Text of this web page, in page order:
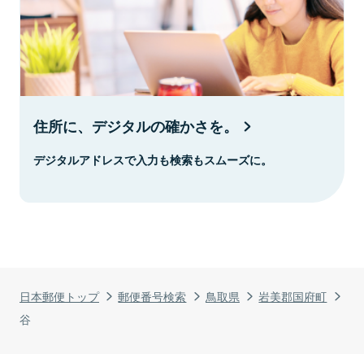
日本郵便トップ 郵便番号検索 鳥取県
岩美郡国府町
谷
住所に、デジタルの確かさを。
デジタルアドレスで入力も検索もスムーズに。